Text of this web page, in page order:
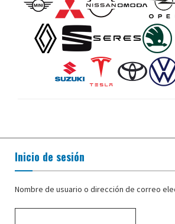
Inicio de sesión
Nombre de usuario o dirección de correo